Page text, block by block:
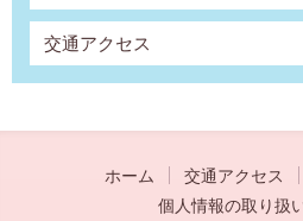
交通アクセス
ホーム 交通アクセス
個人情報の取り扱